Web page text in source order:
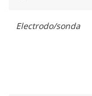
Electrodo/sonda